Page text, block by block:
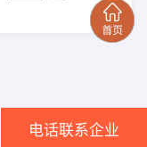
电话联系企业